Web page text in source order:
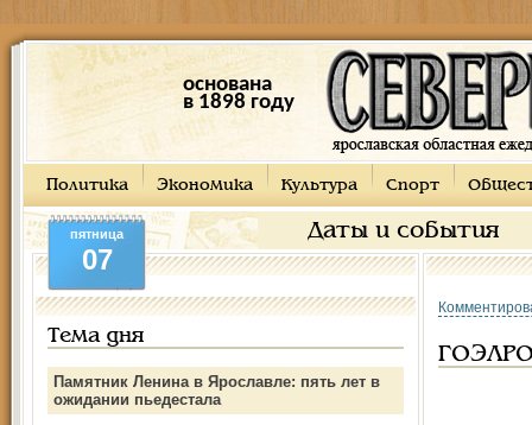
основана
в 1898 году
Политика Экономика Культура Спорт
Даты и события
пятница
07
Тема дня
Памятник Ленина в Ярославле: пять лет в
ожидании пьедестала
ГОЭЛРО